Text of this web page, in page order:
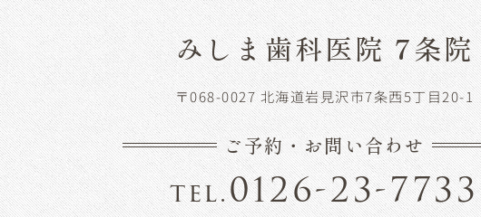
みしま歯科医院 7条院
〒068-0027 北海道岩見沢市7条西5丁目20-1
ご予約・お問い合わせ
tel.0126-23-7733